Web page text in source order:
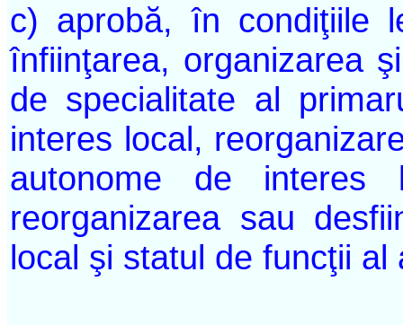
c) aprobă, în condiţiile
înfiinţarea, organizarea
de specialitate al
interes local,
autonome de interes
reorganizarea sau
local şi statul de funcţii al